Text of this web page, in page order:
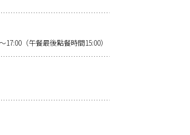
（午餐最後點餐時間15:00）